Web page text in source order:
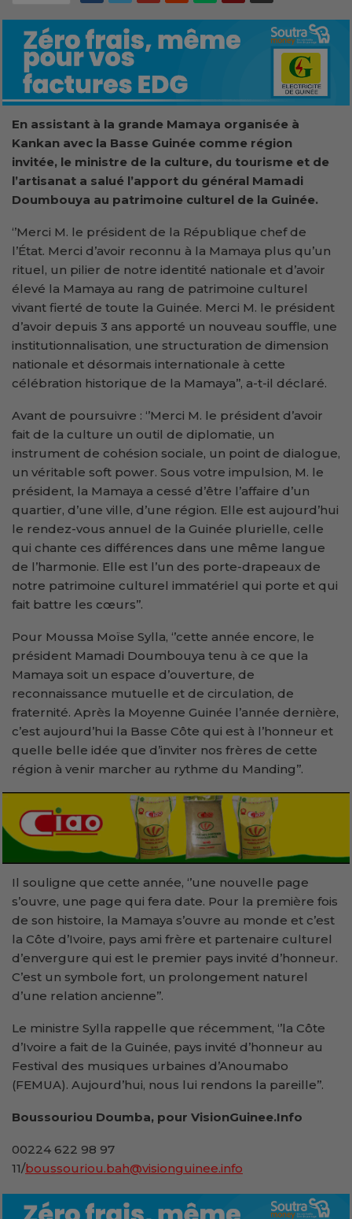
En assistant à la grande Mamaya organisée à
Kankan avec la Basse Guinée comme région
invitée, le ministre de la culture, du tourisme et de
l’artisanat a salué l’apport du général Mamadi
Doumbouya au patrimoine culturel de la Guinée.
‘’Merci M. le président de la République chef de
l’État. Merci d’avoir reconnu à la Mamaya plus qu’un
rituel, un pilier de notre identité nationale et d’avoir
élevé la Mamaya au rang de patrimoine culturel
vivant fierté de toute la Guinée. Merci M. le président
d’avoir depuis 3 ans apporté un nouveau souffle, une
institutionnalisation, une structuration de dimension
nationale et désormais internationale à cette
célébration historique de la Mamaya’’, a-t-il déclaré.
Avant de poursuivre : ‘’Merci M. le président d’avoir
fait de la culture un outil de diplomatie, un
instrument de cohésion sociale, un point de dialogue,
un véritable soft power. Sous votre impulsion, M. le
président, la Mamaya a cessé d’être l’affaire d’un
quartier, d’une ville, d’une région. Elle est aujourd’hui
le rendez-vous annuel de la Guinée plurielle, celle
qui chante ces différences dans une même langue
de l’harmonie. Elle est l’un des porte-drapeaux de
notre patrimoine culturel immatériel qui porte et qui
fait battre les cœurs’’.
Pour Moussa Moïse Sylla, ‘’cette année encore, le
président Mamadi Doumbouya tenu à ce que la
Mamaya soit un espace d’ouverture, de
reconnaissance mutuelle et de circulation, de
fraternité. Après la Moyenne Guinée l’année dernière,
c’est aujourd’hui la Basse Côte qui est à l’honneur et
quelle belle idée que d’inviter nos frères de cette
région à venir marcher au rythme du Manding’’.
Il souligne que cette année, ‘’une nouvelle page
s’ouvre, une page qui fera date. Pour la première fois
de son histoire, la Mamaya s’ouvre au monde et c’est
la Côte d’Ivoire, pays ami frère et partenaire culturel
d’envergure qui est le premier pays invité d’honneur.
C’est un symbole fort, un prolongement naturel
d’une relation ancienne’’.
Le ministre Sylla rappelle que récemment, ‘’la Côte
d’Ivoire a fait de la Guinée, pays invité d’honneur au
Festival des musiques urbaines d’Anoumabo
(FEMUA). Aujourd’hui, nous lui rendons la pareille’’.
Boussouriou Doumba, pour VisionGuinee.Info
00224 622 98 97
11/boussouriou.bah@visionguinee.info